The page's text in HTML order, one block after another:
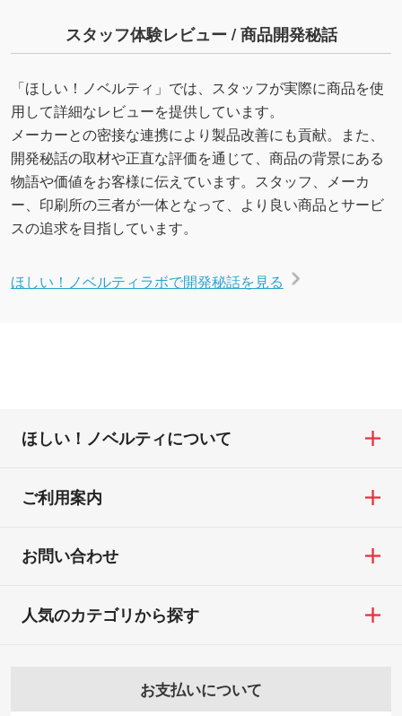
スタッフ体験レビュー / 商品開発秘話
「ほしい！ノベルティ」では、スタッフが実際に商品を使
用して詳細なレビューを提供しています。
メーカーとの密接な連携により製品改善にも貢献。また、
開発秘話の取材や正直な評価を通じて、商品の背景にある
物語や価値をお客様に伝えています。スタッフ、メーカ
ー、印刷所の三者が一体となって、より良い商品とサービ
スの追求を目指しています。
ほしい！ノベルティラボで開発秘話を見る
ほしい！ノベルティについて
ご利用案内
お問い合わせ
お支払いについて
人気のカテゴリから探す